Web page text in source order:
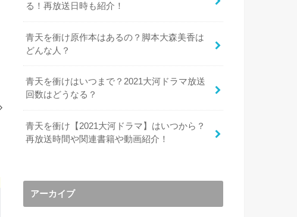
る！再放送日時も紹介！
青天を衝け原作本はあるの？脚本大森美香は
どんな人？
青天を衝けはいつまで？2021大河ドラマ放送
回数はどうなる？
青天を衝け【2021大河ドラマ】はいつから？
再放送時間や関連書籍や動画紹介！
アーカイブ